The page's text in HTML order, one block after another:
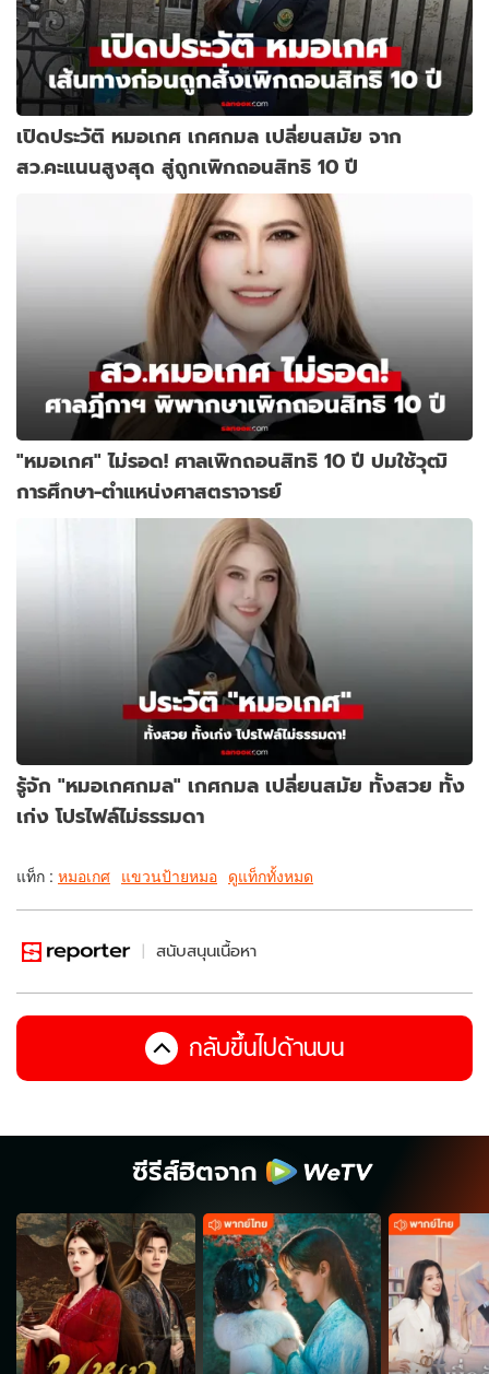
เปิดประวัติ หมอเกศ เกศกมล เปลี่ยนสมัย จาก
สว.คะแนนสูงสุด สู่ถูกเพิกถอนสิทธิ 10 ปี
"หมอเกศ" ไม่รอด! ศาลเพิกถอนสิทธิ 10 ปี ปมใช้วุฒิ
การศึกษา-ตำแหน่งศาสตราจารย์
รู้จัก "หมอเกศกมล" เกศกมล เปลี่ยนสมัย ทั้งสวย ทั้ง
เก่ง โปรไฟล์ไม่ธรรมดา
แท็ก : หมอเกศ แขวนป้ายหมอ ดูแท็กทั้งหมด
สนับสนุนเนื้อหา
กลับขึ้นไปด้านบน
ซีรีส์ฮิตจาก